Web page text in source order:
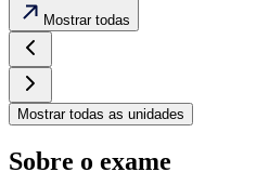
Mostrar todas
Mostrar todas as unidades
Sobre o exame